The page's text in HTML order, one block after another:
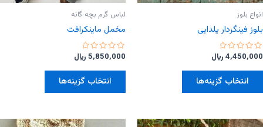
انواع بلوز
بلوز فینگردار یلدایی
امتیاز
از
4,450,000 ﷼
انتخاب گزینه‌ها
این
لباس گرم بچه گانه
مخمل ماینکرافت
امتیاز
از
5,850,000 ﷼
انتخاب گزینه‌ها
این